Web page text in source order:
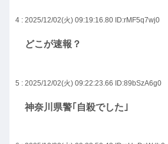
4 : 2025/12/02(火) 09:19:16.80 ID:rMF5q7wj0
どこが速報？
5 : 2025/12/02(火) 09:22:23.66 ID:89bSzA6g0
神奈川県警｢自殺でした｣